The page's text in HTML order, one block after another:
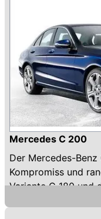
Mercedes C 200
Der Mercedes-
Kompromiss und
Variante C 180 und
dem 3. Platz in der